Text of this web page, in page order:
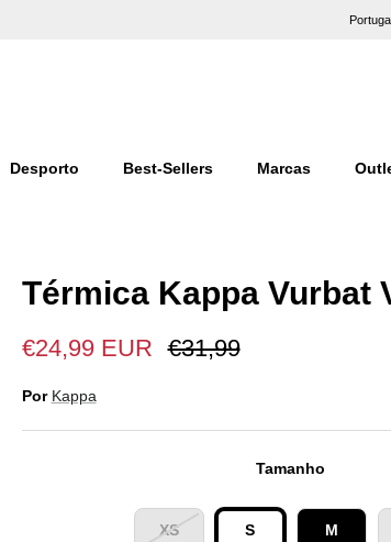
Desporto Best-Sellers Marcas
Térmica Kappa Vurbat
€24,99 EUR €31,99
Por Kappa
Tamanho
XS S M